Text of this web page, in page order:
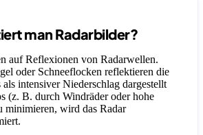
man Radarbilder?
auf Reflexionen von Radarwellen.
oder Schneeflocken reflektieren die
intensiver Niederschlag dargestellt
(z. B. durch Windräder oder hohe
wird das Radar